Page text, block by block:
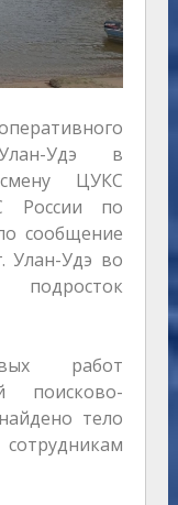
Удэ в
ЦУКС
России по
сообщение
Улан-Удэ во
работ
поисково-
тело